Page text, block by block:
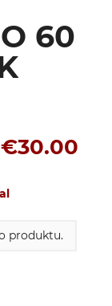
60
€30.00
produktu.